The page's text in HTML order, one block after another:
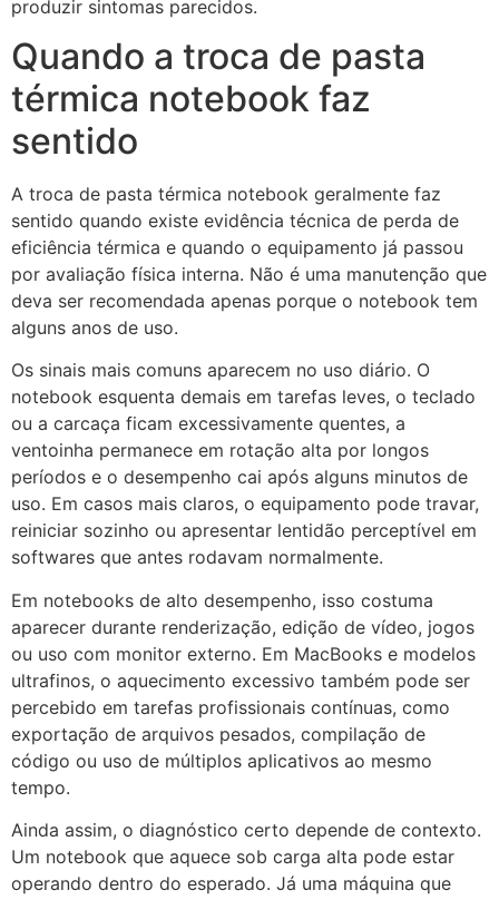
produzir sintomas parecidos.
Quando a troca de pasta
térmica notebook faz
sentido
A troca de pasta térmica notebook geralmente faz
sentido quando existe evidência técnica de perda de
eficiência térmica e quando o equipamento já passou
por avaliação física interna. Não é uma manutenção que
deva ser recomendada apenas porque o notebook tem
alguns anos de uso.
Os sinais mais comuns aparecem no uso diário. O
notebook esquenta demais em tarefas leves, o teclado
ou a carcaça ficam excessivamente quentes, a
ventoinha permanece em rotação alta por longos
períodos e o desempenho cai após alguns minutos de
uso. Em casos mais claros, o equipamento pode travar,
reiniciar sozinho ou apresentar lentidão perceptível em
softwares que antes rodavam normalmente.
Em notebooks de alto desempenho, isso costuma
aparecer durante renderização, edição de vídeo, jogos
ou uso com monitor externo. Em MacBooks e modelos
ultrafinos, o aquecimento excessivo também pode ser
percebido em tarefas profissionais contínuas, como
exportação de arquivos pesados, compilação de
código ou uso de múltiplos aplicativos ao mesmo
tempo.
Ainda assim, o diagnóstico certo depende de contexto.
Um notebook que aquece sob carga alta pode estar
operando dentro do esperado. Já uma máquina que